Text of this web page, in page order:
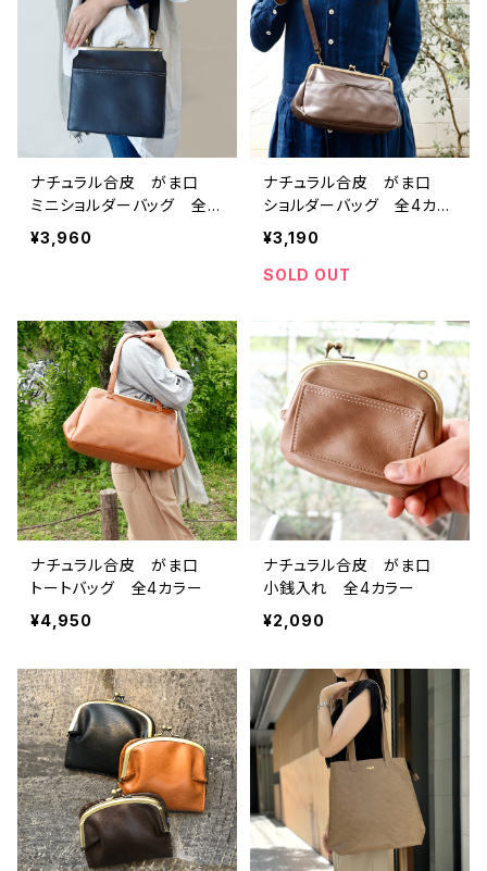
ナチュラル合皮 がま口
ミニショルダーバッグ 全4
カラー
¥3,960
ナチュラル合皮 がま口
ショルダーバッグ 全4カラ
ー
¥3,190
SOLD OUT
ナチュラル合皮 がま口
トートバッグ 全4カラー
¥4,950
ナチュラル合皮 がま口
小銭入れ 全4カラー
¥2,090